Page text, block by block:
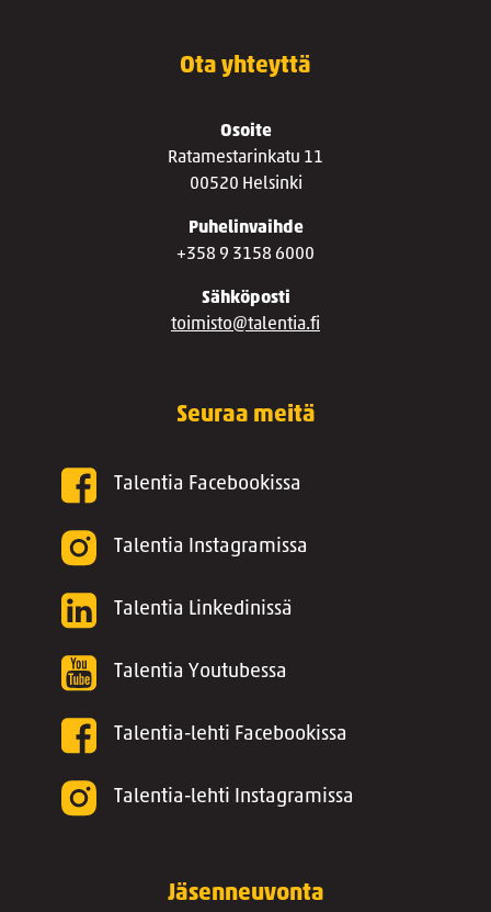
Ota yhteyttä
Osoite
Ratamestarinkatu 11
00520 Helsinki
Puhelinvaihde
+358 9 3158 6000
Sähköposti
toimisto@talentia.fi
Seuraa meitä
Talentia Facebookissa
Talentia Instagramissa
Talentia Linkedinissä
Talentia Youtubessa
Talentia-lehti Facebookissa
Talentia-lehti Instagramissa
Jäsenneuvonta